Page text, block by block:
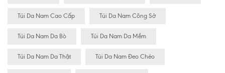
Túi Da Nam Cao Cấp Túi Da Nam Công Sở
Túi Da Nam Da Bò Túi Da Nam Da Mềm
Túi Da Nam Da Thật Túi Da Nam Đeo Chéo